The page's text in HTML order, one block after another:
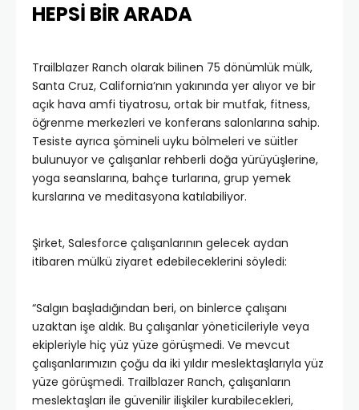
HEPSİ BİR ARADA
Trailblazer Ranch olarak bilinen 75 dönümlük mülk,
Santa Cruz, California’nın yakınında yer alıyor ve bir
açık hava amfi tiyatrosu, ortak bir mutfak, fitness,
öğrenme merkezleri ve konferans salonlarına sahip.
Tesiste ayrıca şömineli uyku bölmeleri ve süitler
bulunuyor ve çalışanlar rehberli doğa yürüyüşlerine,
yoga seanslarına, bahçe turlarına, grup yemek
kurslarına ve meditasyona katılabiliyor.
Şirket, Salesforce çalışanlarının gelecek aydan
itibaren mülkü ziyaret edebileceklerini söyledi:
“Salgın başladığından beri, on binlerce çalışanı
uzaktan işe aldık. Bu çalışanlar yöneticileriyle veya
ekipleriyle hiç yüz yüze görüşmedi. Ve mevcut
çalışanlarımızın çoğu da iki yıldır meslektaşlarıyla yüz
yüze görüşmedi. Trailblazer Ranch, çalışanların
meslektaşları ile güvenilir ilişkiler kurabilecekleri,